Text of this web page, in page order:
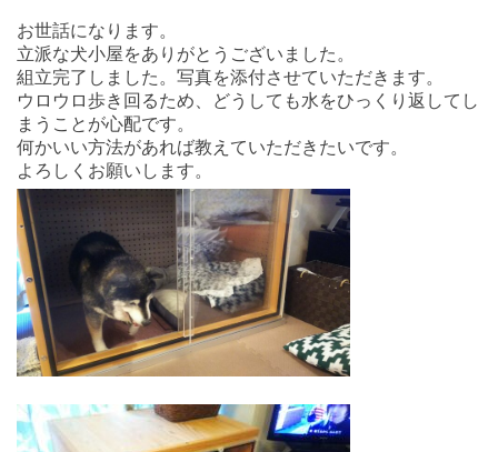
お世話になります。
立派な犬小屋をありがとうございました。
組立完了しました。写真を添付させていただきます。
ウロウロ歩き回るため、どうしても水をひっくり返してし
まうことが心配です。
何かいい方法があれば教えていただきたいです。
よろしくお願いします。